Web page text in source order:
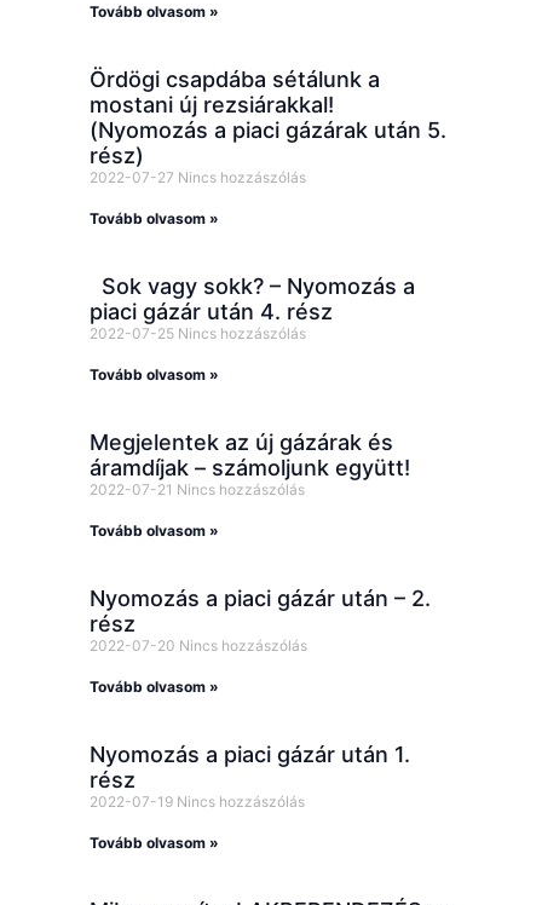
Tovább olvasom »
Ördögi csapdába sétálunk a
mostani új rezsiárakkal!
(Nyomozás a piaci gázárak után 5.
rész)
2022-07-27 Nincs hozzászólás
Tovább olvasom »
Sok vagy sokk? – Nyomozás a
piaci gázár után 4. rész
2022-07-25 Nincs hozzászólás
Tovább olvasom »
Megjelentek az új gázárak és
áramdíjak – számoljunk együtt!
2022-07-21 Nincs hozzászólás
Tovább olvasom »
Nyomozás a piaci gázár után – 2.
rész
2022-07-20 Nincs hozzászólás
Tovább olvasom »
Nyomozás a piaci gázár után 1.
rész
2022-07-19 Nincs hozzászólás
Tovább olvasom »